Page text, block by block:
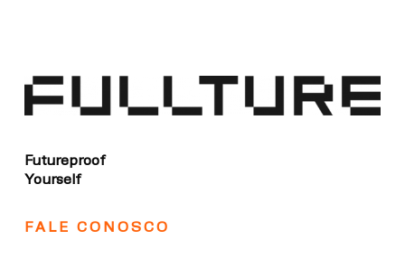
Futureproof
Yourself
FALE CONOSCO